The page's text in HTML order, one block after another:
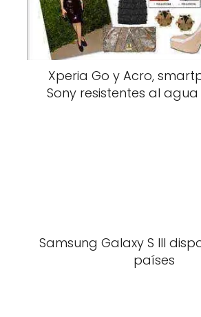
Xperia Go y Acro,
Sony resistentes al
Samsung Galaxy S III
países